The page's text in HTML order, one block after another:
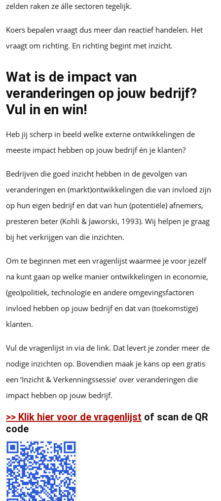
zelden raken ze álle sectoren tegelijk.
Koers bepalen vraagt dus meer dan reactief handelen. Het
vraagt om richting. En richting begint met inzicht.
Wat is de impact van
veranderingen op jouw bedrijf?
Vul in en win!
Heb jij scherp in beeld welke externe ontwikkelingen de
meeste impact hebben op jouw bedrijf én je klanten?
Bedrijven die goed inzicht hebben in de gevolgen van
veranderingen en (markt)ontwikkelingen die van invloed zijn
op hun eigen bedrijf en dat van hun (potentiële) afnemers,
presteren beter (Kohli & Jaworski, 1993). Wij helpen je graag
bij het verkrijgen van die inzichten.
Om te beginnen met een vragenlijst waarmee je voor jezelf
na kunt gaan op welke manier ontwikkelingen in economie,
(geo)politiek, technologie en andere omgevingsfactoren
invloed hebben op jouw bedrijf en dat van (toekomstige)
klanten.
Vul de vragenlijst in via de link. Dat levert je zonder meer de
nodige inzichten op. Bovendien maak je kans op een gratis
een ‘Inzicht & Verkenningssessie’ over veranderingen die
impact hebben op jouw bedrijf.
>> Klik hier voor de vragenlijst of scan de QR
code